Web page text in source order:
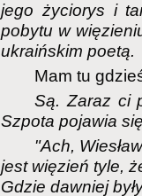
jego życiorys i
pobytu w
ukraińskim poetą.
Mam tu
Są. Zaraz ci
Szpota pojawia
"Ach,
jest więzień tyle,
Gdzie dawniej